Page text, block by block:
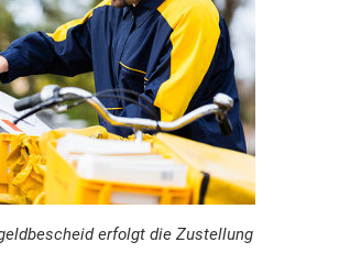
erfolgt die Zustellung